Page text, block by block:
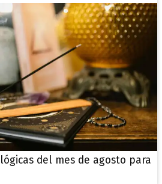
del mes de agosto para